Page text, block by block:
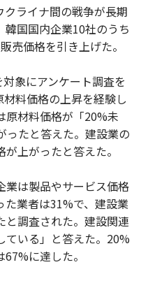
ライナ間の戦争が長期
国国内企業10社のうち
売価格を引き上げた。
象にアンケート調査を
料価格の上昇を経験し
原材料価格が「20%未
ったと答えた。建設業の
上がったと答えた。
業は製品やサービス価格
業者は31%で、建設業
と調査された。建設関連
ている」と答えた。20%
に達した。